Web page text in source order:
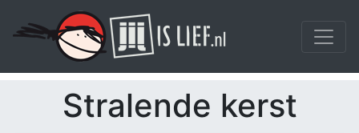
Stralende kerst